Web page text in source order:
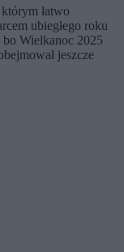
łatwo
ubiegłego roku
Wielkanoc 2025
jeszcze